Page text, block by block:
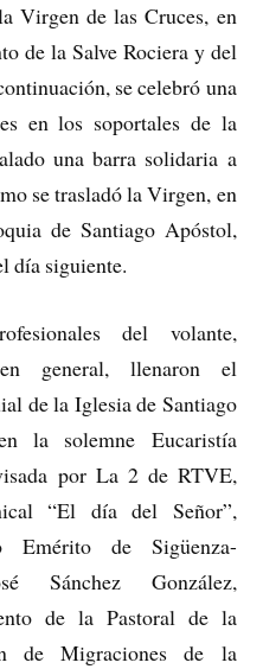
Virgen de las Cruces, en
de la Salve Rociera y del
se celebró una
en los soportales de la
una barra solidaria a
se trasladó la Virgen, en
de Santiago Apóstol,
día siguiente.
del volante,
general, llenaron el
de la Iglesia de Santiago
la solemne Eucaristía
por La 2 de RTVE,
“El día del Señor”,
de Sigüenza-
Sánchez González,
de la Pastoral de la
de Migraciones de la